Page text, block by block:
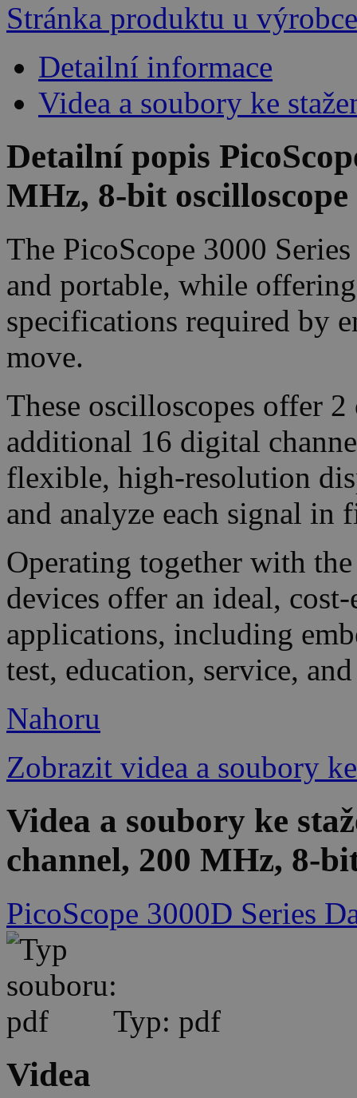
Stránka produktu u výrobce
Detailní informace
Videa a soubory ke
Detailní popis
MHz, 8-bit
The PicoScope 3000
and portable, while
specifications required by
move.
These oscilloscopes offer
additional 16 digital
flexible, high-resolution
and analyze each signal in
Operating together with
devices offer an ideal,
applications, including
test, education, service,
Nahoru
Zobrazit videa a soubory
Videa a soubory ke
channel, 200 MHz, 8-
PicoScope 3000D Series
Typ: pdf
Videa